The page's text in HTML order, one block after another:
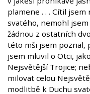
plamene . . . Cítil
svatého, nemohl
žádnou z ostatních
této mši jsem poznal,
jsem mluvil o Otci,
Nejsvětější Trojice;
milovat celou
modlitbě k Duchu